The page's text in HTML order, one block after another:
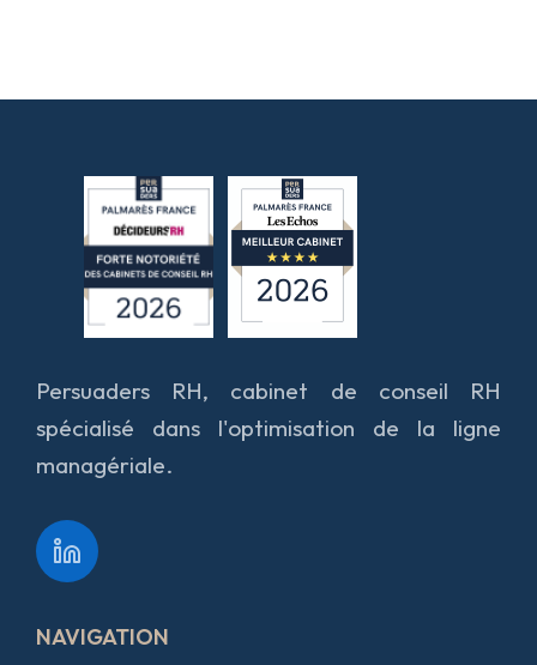
Persuaders RH, cabinet de conseil RH
spécialisé dans l'optimisation de la ligne
managériale.
NAVIGATION